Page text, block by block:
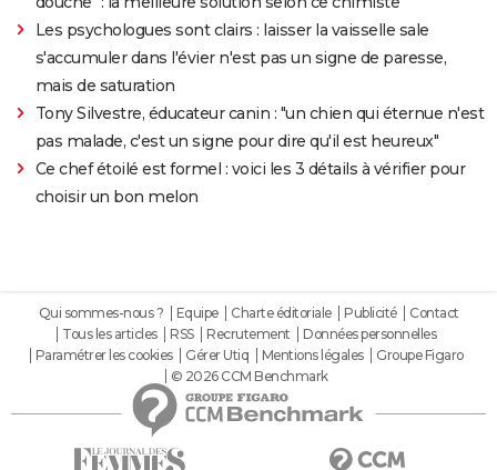
Les psychologues sont clairs : laisser la vaisselle sale
s'accumuler dans l'évier n'est pas un signe de paresse,
mais de saturation
Tony Silvestre, éducateur canin : "un chien qui éternue n'est
pas malade, c'est un signe pour dire qu'il est heureux"
Ce chef étoilé est formel : voici les 3 détails à vérifier pour
choisir un bon melon
Qui sommes-nous ? Equipe Charte éditoriale Publicité
Contact
Tous les articles
RSS Recrutement
Données personnelles
Paramétrer les cookies
Gérer Utiq Mentions légales
Groupe Figaro
© 2026 CCM Benchmark